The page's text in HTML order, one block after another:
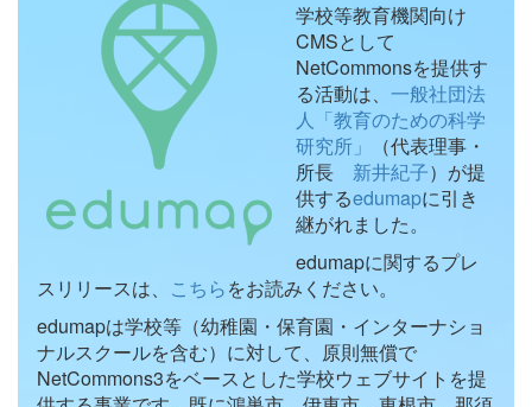
学校等教育機関向け
CMSとして
NetCommonsを提供す
る活動は、 一般社団法
人「教育のための科学
研究所」
（代表理事・
所長 新井紀子）が提
供するedumapに引き
継がれました。
edumapに関するプレ
スリリースは、 こちらをお読みください。
edumapは学校等（幼稚園・保育園・インターナショ
ナルスクールを含む）に対して、原則無償で
NetCommons3をベースとした学校ウェブサイトを提